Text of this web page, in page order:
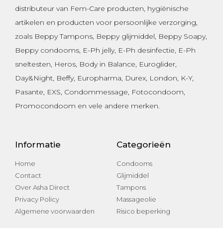
distributeur van Fem-Care producten, hygiënische
artikelen en producten voor persoonlijke verzorging,
zoals Beppy Tampons, Beppy glijmiddel, Beppy Soapy,
Beppy condooms, E-Ph jelly, E-Ph desinfectie, E-Ph
sneltesten, Heros, Body in Balance, Euroglider,
Day&Night, Beffy, Europharma, Durex, London, K-Y,
Pasante, EXS, Condommessage, Fotocondoom,
Promocondoom en vele andere merken.
Informatie
Home
Contact
Over Asha Direct
Privacy Policy
Algemene voorwaarden
Categorieën
Condooms
Glijmiddel
Tampons
Massageolie
Risico beperking